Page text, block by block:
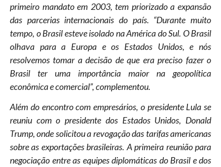
primeiro mandato em 2003, tem priorizado a expansão
das parcerias internacionais do país. “Durante muito
tempo, o Brasil esteve isolado na América do Sul. O Brasil
olhava para a Europa e os Estados Unidos, e nós
resolvemos tomar a decisão de que era preciso fazer o
Brasil ter uma importância maior na geopolítica
econômica e comercial”, complementou.
Além do encontro com empresários, o presidente Lula se
reuniu com o presidente dos Estados Unidos, Donald
Trump, onde solicitou a revogação das tarifas americanas
sobre as exportações brasileiras. A primeira reunião para
negociação entre as equipes diplomáticas do Brasil e dos